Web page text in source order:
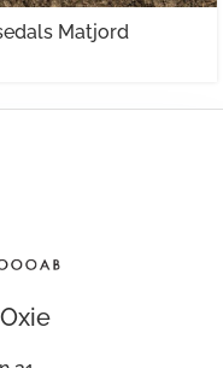
Matjord